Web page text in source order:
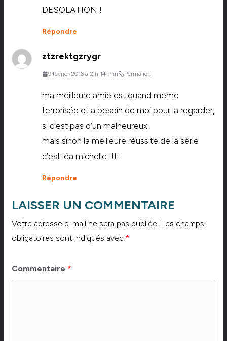
DESOLATION !
Répondre
ztzrektgzrygr
9 février 2016 à 2 h 14 min Permalien
ma meilleure amie est quand meme
terrorisée et a besoin de moi pour la regarder,
si c’est pas d’un malheureux.
mais sinon la meilleure réussite de la série
c’est léa michelle !!!!
Répondre
LAISSER UN COMMENTAIRE
Votre adresse e-mail ne sera pas publiée. Les champs
obligatoires sont indiqués avec *
Commentaire *